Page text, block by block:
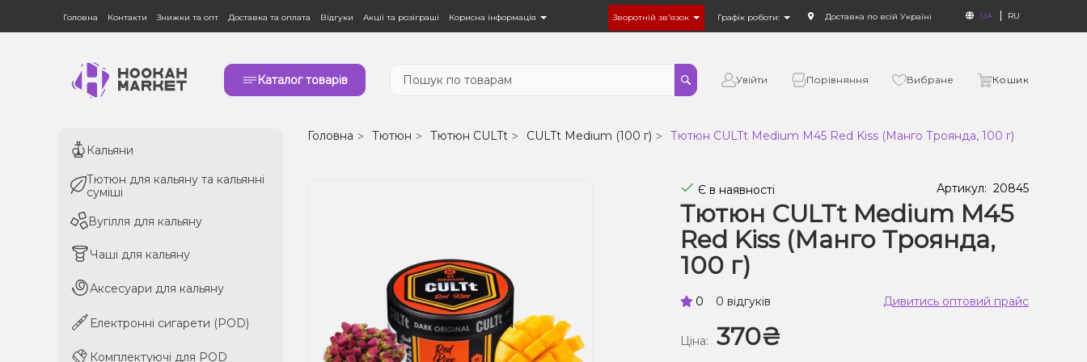
Головна Контакти Знижки та опт Доставка та оплата Відгуки Акції та розіграші Корисна інформація Зворотній зв'язок Графік роботи: Доставка по всій Україні UA RU
Каталог товарів Увійти Порівняння Вибране Кошик
Кальяни
Тютюн для кальяну та кальянні
суміші
Вугілля для кальяну
Чаші для кальяну
Аксесуари для кальяну
Електронні сигарети (POD)
Комплектуючі для POD
Кальяни
Тютюн для кальяну та кальянні
суміші
Вугілля для кальяну
Чаші для кальяну
Аксесуари для кальяну
Електронні сигарети (POD)
Комплектуючі для POD
Головна Тютюн Тютюн CULTt CULTt Medium (100 г) Тютюн CULTt Medium M45 Red Kiss (Манго Троянда, 100 г)
Є в наявності Артикул: 20845
Тютюн CULTt Medium M45
Red Kiss (Манго Троянда,
100 г)
0 0 відгуків Дивитись оптовий прайс
Ціна: 370₴